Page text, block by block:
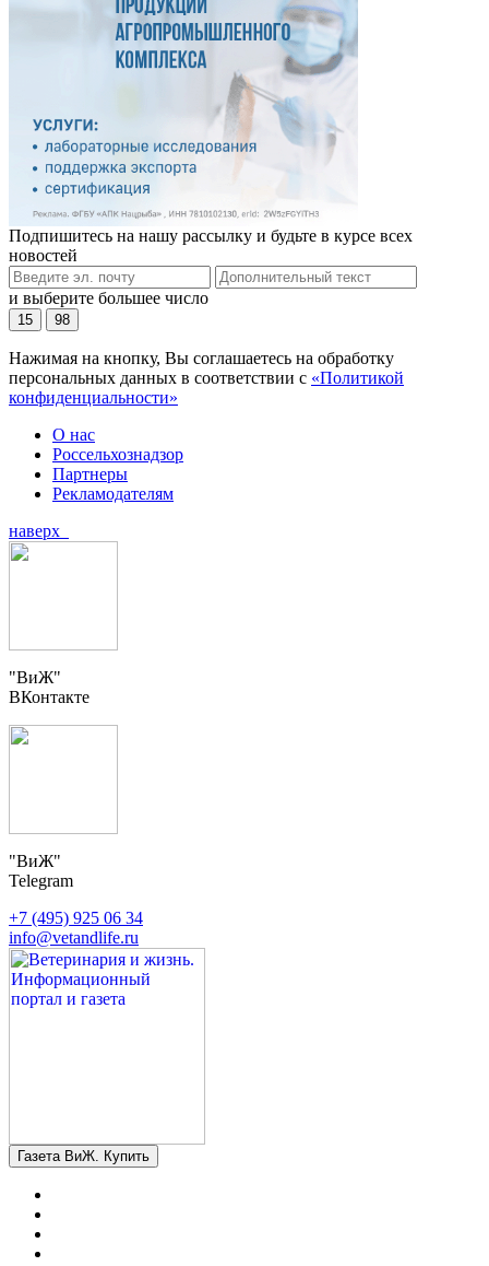
Подпишитесь на нашу рассылку и будьте в курсе всех
новостей
и выберите большее число
15 98
Нажимая на кнопку, Вы соглашаетесь на обработку
персональных данных в соответствии с «Политикой
конфиденциальности»
О нас
Россельхознадзор
Партнеры
Рекламодателям
наверх
"ВиЖ"
ВКонтакте
"ВиЖ"
Telegram
+7 (495) 925 06 34
info@vetandlife.ru
Газета ВиЖ. Купить